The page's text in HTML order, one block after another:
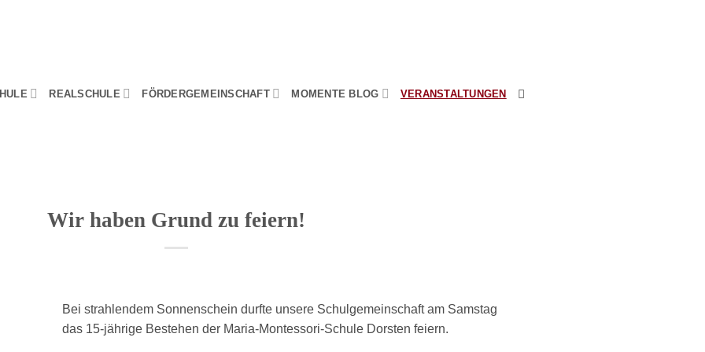
REALSCHULE FÖRDERGEMEINSCHAFT MOMENTE BLOG VERANSTALTUNGEN
Wir haben Grund zu feiern!
Bei strahlendem Sonnenschein durfte unsere Schulgemeinschaft am Samstag
das 15-jährige Bestehen der Maria-Montessori-Schule Dorsten feiern.